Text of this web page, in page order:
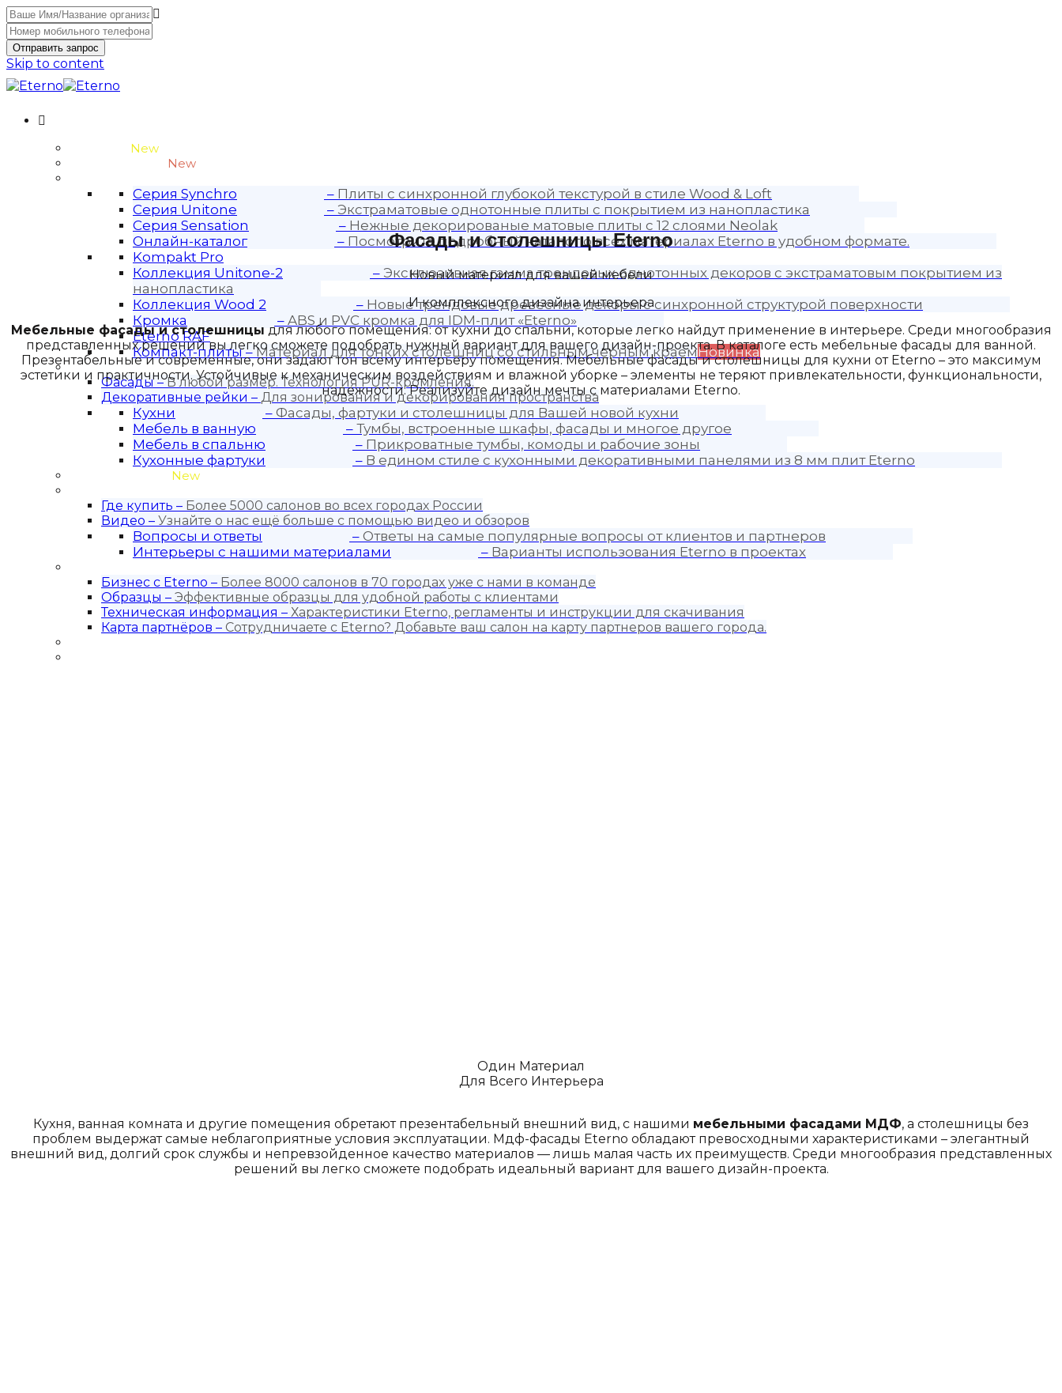
Отправить запрос
Skip to content
New
New
Серия Synchro – Плиты с синхронной глубокой текстурой в стиле Wood & Loft
Серия Unitone
– Экстраматовые однотонные плиты с покрытием из нанопластика
Серия Sensation
– Нежные декорированые матовые плиты с 12 слоями Neolak
Онлайн-каталог
– Посмотрите подробный каталог о всех материалах Eterno в удобном формате.
Kompakt Pro
Коллекция Unitone-2
– Эксклюзивная гамма трендовых однотонных декоров с экстраматовым покрытием из
нанопластика
Коллекция Wood 2
– Новые трендовые древесные декоры с синхронной структурой поверхности
Кромка
– ABS и PVC кромка для IDM-плит «Eterno»
Eterno RAF
Компакт-плиты–Материал для тонких столешниц со стильным черным краемНовинка
Продукция
Фасады–В любой размер. Технология PUR-кромления.
Декоративные рейки – Для зонирования и декорирования пространства
Кухни – Фасады, фартуки и столешницы для Вашей новой кухни
Мебель в ванную
– Тумбы, встроенные шкафы, фасады и многое другое
Мебель в спальню
– Прикроватные тумбы, комоды и рабочие зоны
Кухонные фартуки
– В едином стиле с кухонными декоративными панелями из 8 мм плит Eterno
New
Где купить – Более 5000 салонов во всех городах России
Видео – Узнайте о нас ещё больше с помощью видео и обзоров
Вопросы и ответы – Ответы на самые популярные вопросы от клиентов и партнеров
Интерьеры с нашими материалами
– Варианты использования Eterno в проектах
Бизнес с Eternо – Более 8000 салонов в 70 городах уже с нами в команде
Образцы – Эффективные образцы для удобной работы с клиентами
Техническая информация – Характеристики Eterno, регламенты и инструкции для скачивания
Карта партнёров – Сотрудничаете с Eterno? Добавьте ваш салон на карту партнеров вашего города.
Фасады и столешницы Eterno
Новый материал для вашей мебели
И комплексного дизайна интерьера
Мебельные фасады и столешницы для любого помещения: от кухни до спальни, которые легко найдут применение в интерьере. Среди многообразия
представленных решений вы легко сможете подобрать нужный вариант для вашего дизайн-проекта. В каталоге есть мебельные фасады для ванной.
Презентабельные и современные, они задают тон всему интерьеру помещения. Мебельные фасады и столешницы для кухни от Eterno – это максимум
эстетики и практичности. Устойчивые к механическим воздействиям и влажной уборке – элементы не теряют привлекательности, функциональности,
надежности. Реализуйте дизайн мечты с материалами Eterno.
Один Материал
Для Всего Интерьера
Кухня, ванная комната и другие помещения обретают презентабельный внешний вид, с нашими мебельными фасадами МДФ, а столешницы без
проблем выдержат самые неблагоприятные условия эксплуатации. Мдф-фасады Eterno обладают превосходными характеристиками – элегантный
внешний вид, долгий срок службы и непревзойденное качество материалов — лишь малая часть их преимуществ. Среди многообразия представленных
решений вы легко сможете подобрать идеальный вариант для вашего дизайн-проекта.